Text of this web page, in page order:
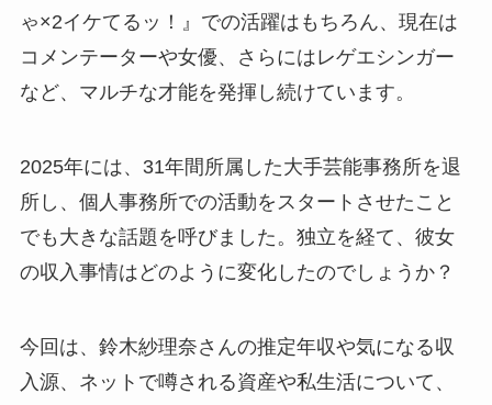
ゃ×2イケてるッ！』での活躍はもちろん、現在は
コメンテーターや女優、さらにはレゲエシンガー
など、マルチな才能を発揮し続けています。
2025年には、31年間所属した大手芸能事務所を退
所し、個人事務所での活動をスタートさせたこと
でも大きな話題を呼びました。独立を経て、彼女
の収入事情はどのように変化したのでしょうか？
今回は、鈴木紗理奈さんの推定年収や気になる収
入源、ネットで噂される資産や私生活について、